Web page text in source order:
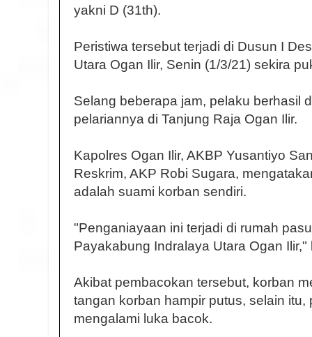
yakni D (31th).
Peristiwa tersebut terjadi di Dusun I
Utara Ogan Ilir, Senin (1/3/21) sekira
Selang beberapa jam, pelaku berhasil
pelariannya di Tanjung Raja Ogan Ilir.
Kapolres Ogan Ilir, AKBP Yusantiyo
Reskrim, AKP Robi Sugara,
adalah suami korban sendiri.
"Penganiayaan ini terjadi di rumah
Payakabung Indralaya Utara Ogan
Akibat pembacokan tersebut, korban
tangan korban hampir putus, selain
mengalami luka bacok.